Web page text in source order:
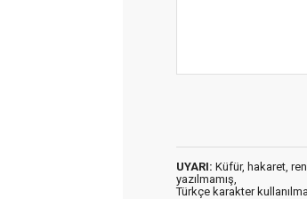
UYARI: Küfür, hakaret,
yazılmamış,
Türkçe karakter